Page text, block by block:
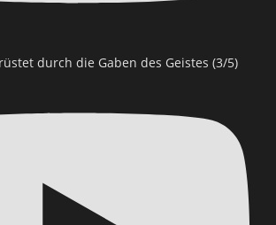
durch die Gaben des Geistes (3/5)